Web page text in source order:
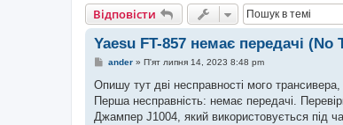
Відповісти
Yaesu FT-857 немає передачі
П
в
д
о
ander» П'ят липня 14, 2023 8:48 pm
Опишу тут дві несправності мого трансивера,
Перша несправність: немає передачі.
Джампер J1004, який використовується під